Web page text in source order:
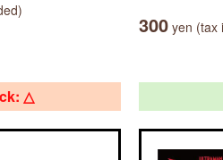
300 yen (tax
△